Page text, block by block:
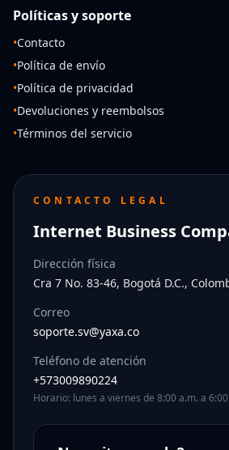
Políticas y soporte
•Contacto
•Política de envío
•Política de privacidad
•Devoluciones y reembolsos
•Términos del servicio
CONTACTO LEGAL
Internet Business
Dirección física
Cra 7 No. 83-46, Bogotá D.C.,
Correo
soporte.sv@yaxa.co
Teléfono de atención
+573009890224
Horario: lunes a viernes de 8:00 a.m. a